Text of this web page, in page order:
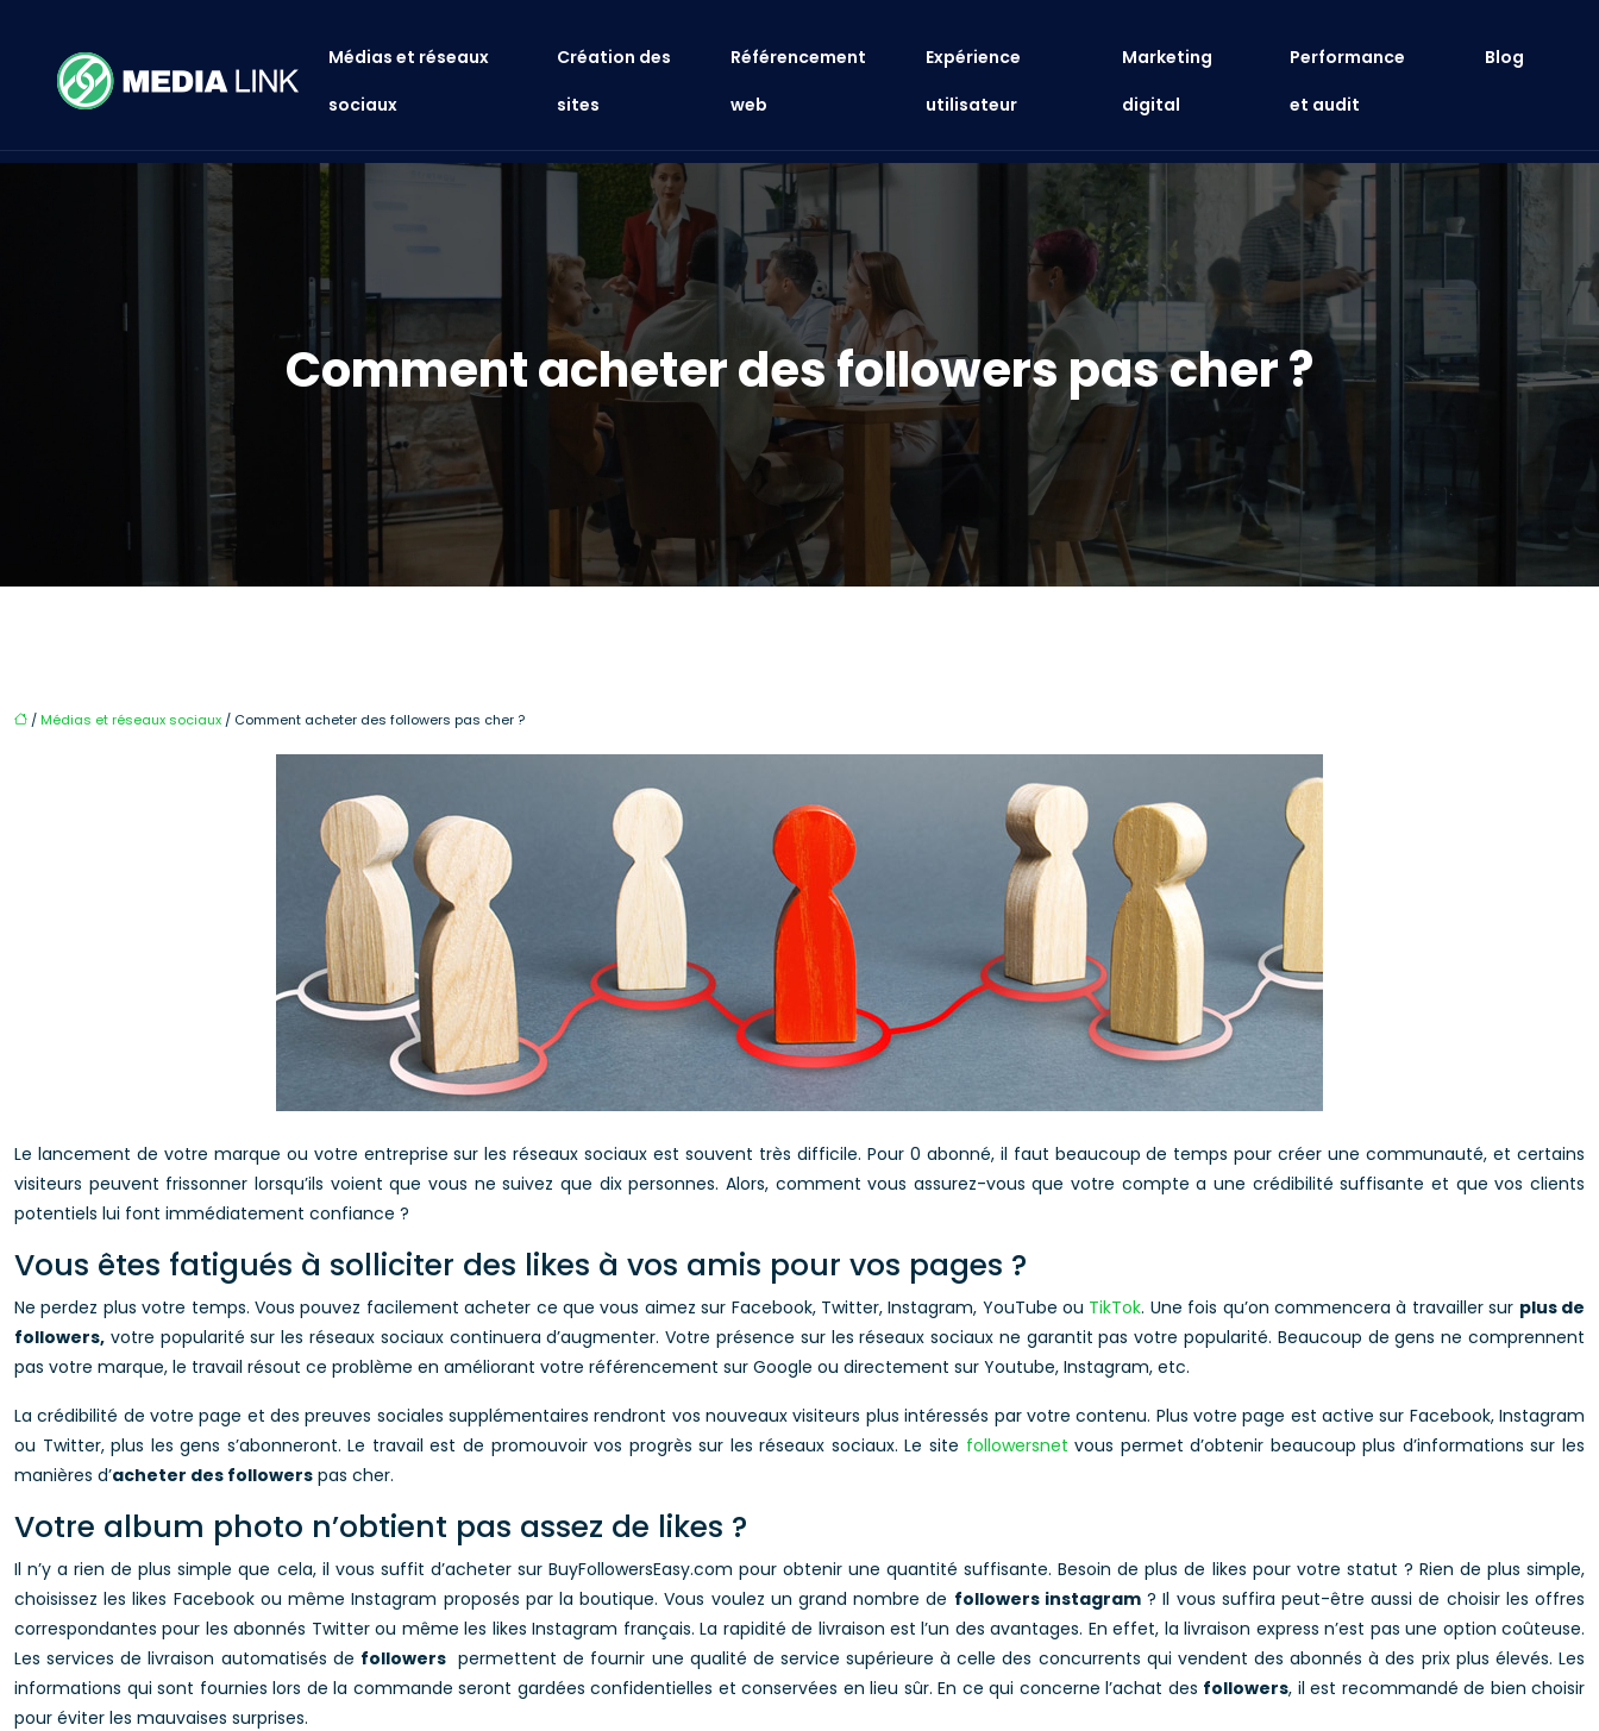
Médias et réseaux
sociaux
Création des
sites
Référencement
web
Expérience
utilisateur
Marketing
digital
Performance
et audit
Blog
Comment acheter des followers pas cher ?
/ Médias et réseaux sociaux / Comment acheter des followers pas cher ?
Le lancement de votre marque ou votre entreprise sur les réseaux sociaux est souvent très difficile. Pour 0 abonné, il faut beaucoup de temps pour créer une communauté, et certains
visiteurs peuvent frissonner lorsqu’ils voient que vous ne suivez que dix personnes. Alors, comment vous assurez-vous que votre compte a une crédibilité suffisante et que vos clients
potentiels lui font immédiatement confiance ?
Vous êtes fatigués à solliciter des likes à vos amis pour vos pages ?
Ne perdez plus votre temps. Vous pouvez facilement acheter ce que vous aimez sur Facebook, Twitter, Instagram, YouTube ou TikTok. Une fois qu’on commencera à travailler sur plus de
followers, votre popularité sur les réseaux sociaux continuera d’augmenter. Votre présence sur les réseaux sociaux ne garantit pas votre popularité. Beaucoup de gens ne comprennent
pas votre marque, le travail résout ce problème en améliorant votre référencement sur Google ou directement sur Youtube, Instagram, etc.
La crédibilité de votre page et des preuves sociales supplémentaires rendront vos nouveaux visiteurs plus intéressés par votre contenu. Plus votre page est active sur Facebook, Instagram
ou Twitter, plus les gens s’abonneront. Le travail est de promouvoir vos progrès sur les réseaux sociaux. Le site followersnet vous permet d’obtenir beaucoup plus d’informations sur les
manières d’acheter des followers pas cher.
Votre album photo n’obtient pas assez de likes ?
Il n’y a rien de plus simple que cela, il vous suffit d’acheter sur BuyFollowersEasy.com pour obtenir une quantité suffisante. Besoin de plus de likes pour votre statut ? Rien de plus simple,
choisissez les likes Facebook ou même Instagram proposés par la boutique. Vous voulez un grand nombre de followers instagram? Il vous suffira peut-être aussi de choisir les offres
correspondantes pour les abonnés Twitter ou même les likes Instagram français. La rapidité de livraison est l’un des avantages. En effet, la livraison express n’est pas une option coûteuse.
Les services de livraison automatisés de followerspermettent de fournir une qualité de service supérieure à celle des concurrents qui vendent des abonnés à des prix plus élevés. Les
informations qui sont fournies lors de la commande seront gardées confidentielles et conservées en lieu sûr. En ce qui concerne l’achat des followers, il est recommandé de bien choisir
pour éviter les mauvaises surprises.